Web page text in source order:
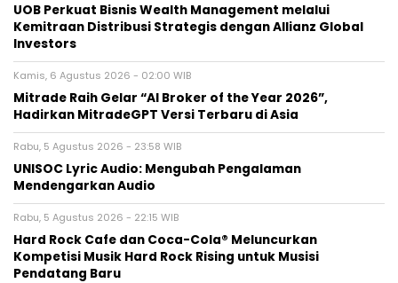
UOB Perkuat Bisnis Wealth Management melalui
Kemitraan Distribusi Strategis dengan Allianz Global
Investors
Kamis, 6 Agustus 2026 - 02:00 WIB
Mitrade Raih Gelar “AI Broker of the Year 2026”,
Hadirkan MitradeGPT Versi Terbaru di Asia
Rabu, 5 Agustus 2026 - 23:58 WIB
UNISOC Lyric Audio: Mengubah Pengalaman
Mendengarkan Audio
Rabu, 5 Agustus 2026 - 22:15 WIB
Hard Rock Cafe dan Coca-Cola® Meluncurkan
Kompetisi Musik Hard Rock Rising untuk Musisi
Pendatang Baru